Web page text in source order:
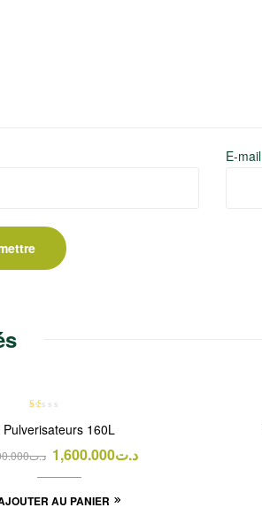
E-mail
ot
1.
00
r 5
Pulverisateurs 160L
د.ت د.ت1,600.000
AU PANIER